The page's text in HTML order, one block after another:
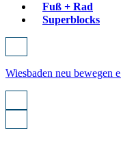
Fuß + Rad
Superblocks
Wiesbaden neu bewegen